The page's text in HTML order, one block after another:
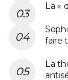
La «
faire
La